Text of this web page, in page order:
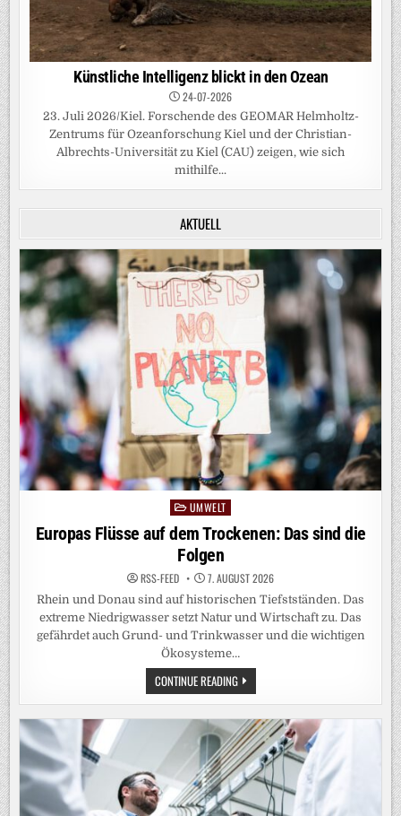
Künstliche Intelligenz blickt in den Ozean
24-07-2026
23. Juli 2026/Kiel. Forschende des GEOMAR Helmholtz-
Zentrums für Ozeanforschung Kiel und der Christian-
Albrechts-Universität zu Kiel (CAU) zeigen, wie sich
mithilfe...
AKTUELL
Posted
in
UMWELT
Europas Flüsse auf dem Trockenen: Das sind die
Folgen
RSS-FEED 7. AUGUST 2026
Rhein und Donau sind auf historischen Tiefstständen. Das
extreme Niedrigwasser setzt Natur und Wirtschaft zu. Das
gefährdet auch Grund- und Trinkwasser und die wichtigen
Ökosysteme…
CONTINUE READINGEUROPAS
FLÜSSE
AUF
DEM
TROCKENEN:
DAS
SIND
DIE
FOLGEN